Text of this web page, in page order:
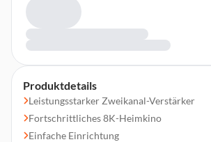
Produktdetails
Leistungsstarker Zweikanal-Verstärker
Fortschrittliches 8K-Heimkino
Einfache Einrichtung